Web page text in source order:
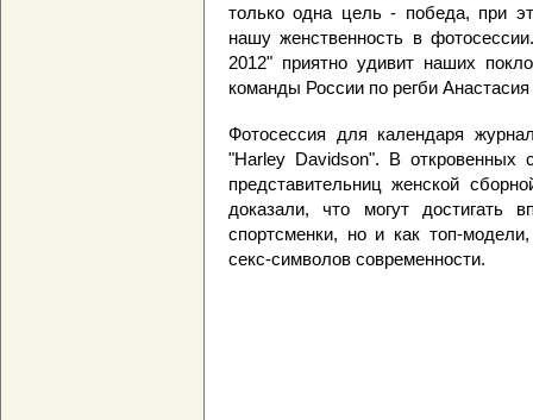
только одна цель - победа, при
нашу женственность в
2012" приятно удивит наших
команды России по регби
Фотосессия для календаря
"Harley Davidson". В откровенных
представительниц женской
доказали, что могут достигать
спортсменки, но и как топ-
секс-символов современности.